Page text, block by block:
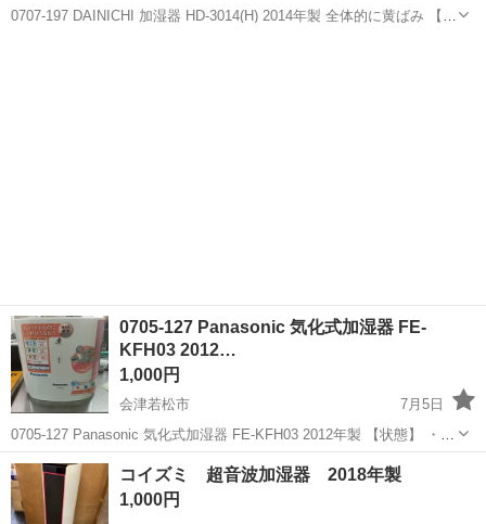
0707-197 DAINICHI 加湿器 HD-3014(H) 2014年製 全体的に黄ばみ 【状
0705-127 Panasonic 気化式加湿器 FE-
KFH03 2012…
1,000円
会津若松市
7月5日
0705-127 Panasonic 気化式加湿器 FE-KFH03 2012年製 【状態】 ・使
用に伴う多少のスレ、キズ、落としきれない汚れなどございます ・詳
細は現地でご確認ください ・お値引きは出来かね...
福島 会津若松市 季節、空調家電 KFH
コイズミ 超音波加湿器 2018年製
1,000円